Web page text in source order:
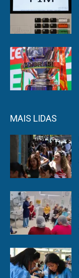
MAIS LIDAS